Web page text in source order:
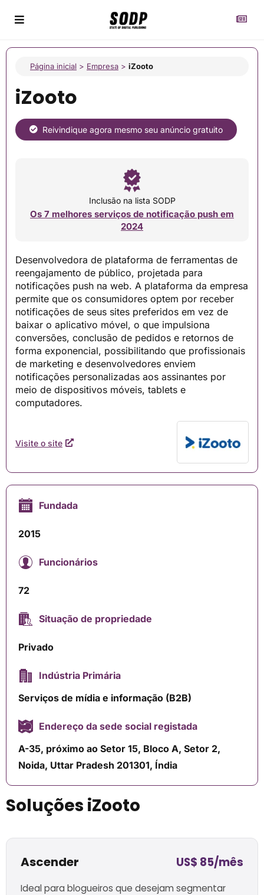
Página inicial > Empresa > iZooto
iZooto
Reivindique agora mesmo seu anúncio gratuito
Inclusão na lista SODP
Os 7 melhores serviços de notificação push em
2024
Desenvolvedora de plataforma de ferramentas de
reengajamento de público, projetada para
notificações push na web. A plataforma da empresa
permite que os consumidores optem por receber
notificações de seus sites preferidos em vez de
baixar o aplicativo móvel, o que impulsiona
conversões, conclusão de pedidos e retornos de
forma exponencial, possibilitando que profissionais
de marketing e desenvolvedores enviem
notificações personalizadas aos assinantes por
meio de dispositivos móveis, tablets e
computadores.
Visite o site
Fundada
2015
Funcionários
72
Situação de propriedade
Privado
Indústria Primária
Serviços de mídia e informação (B2B)
Endereço da sede social registada
A-35, próximo ao Setor 15, Bloco A, Setor 2,
Noida, Uttar Pradesh 201301, Índia
Soluções iZooto
Ascender US$ 85/mês
Ideal para blogueiros que desejam segmentar